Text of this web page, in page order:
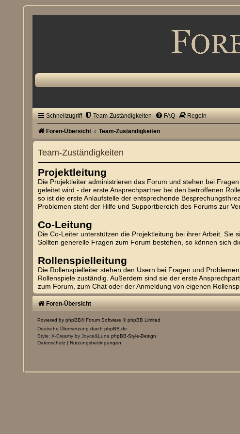
Schnellzugriff Team-Zuständigkeiten FAQ Regeln
Foren-Übersicht Team-Zuständigkeiten
Team-Zuständigkeiten
Projektleitung
Die Projektleiter administrieren das Forum und stehen bei
geleitet wird - der erste Ansprechpartner bei den betroffenen
so ist die erste Anlaufstelle der entsprechende
Problemen steht der Hilfe und Supportbereich des Forums zur
Co-Leitung
Die Co-Leiter unterstützen die Projektleitung bei ihrer Arbeit. Sie
Sollten generelle Fragen zum Forum bestehen, so können sich
Rollenspielleitung
Die Rollenspielleiter stehen den Usern bei Fragen und
Rollenspiele zuständig. Außerdem sind sie der erste
zum Forum, zum Chat oder der Anmeldung von eigenen
Foren-Übersicht
Powered byphpBB® Forum Software © phpBB Limited
Deutsche Übersetzung durchphpBB.de
Style: X-Creamy by Joyce&LunaphpBB-Style-Design
Datenschutz
Nutzungsbedingungen